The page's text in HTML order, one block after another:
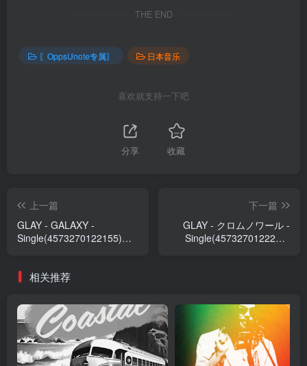
THE END
〖OppsUnote专属〗 日本音乐
喜欢就支持一下吧
分享 收藏
上一篇
GLAY - GALAXY -
Single(4573270122155)
下一篇
GLAY - クロムノワール -
Single(4573270122216)
相关推荐